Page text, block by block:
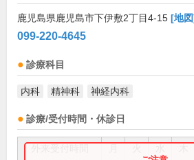
鹿児島県鹿児島市下伊敷2丁目4-15 [地
099-220-4645
診療科目
内科 精神科 神経内科
診療/受付時間・休診日